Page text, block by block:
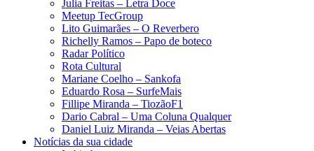
Julia Freitas​ – Letra Doce
Meetup TecGroup
Lito Guimarães – O Reverbero
Richelly Ramos​ – Papo de boteco
Radar Político
Rota Cultural
Mariane Coelho – Sankofa
Eduardo Rosa​ – SurfeMais
Fillipe Miranda – TiozãoF1
Dario Cabral – Uma Coluna Qualquer
Daniel Luiz Miranda – Veias Abertas
Notícias da sua cidade